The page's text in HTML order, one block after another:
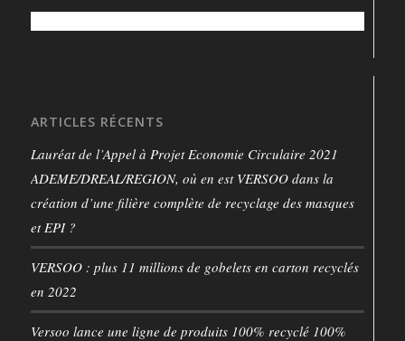
ARTICLES RÉCENTS
Lauréat de l’Appel à Projet Economie Circulaire 2021
ADEME/DREAL/REGION, où en est VERSOO dans la
création d’une filière complète de recyclage des masques
et EPI ?
VERSOO : plus 11 millions de gobelets en carton recyclés
en 2022
Versoo lance une ligne de produits 100% recyclé 100%